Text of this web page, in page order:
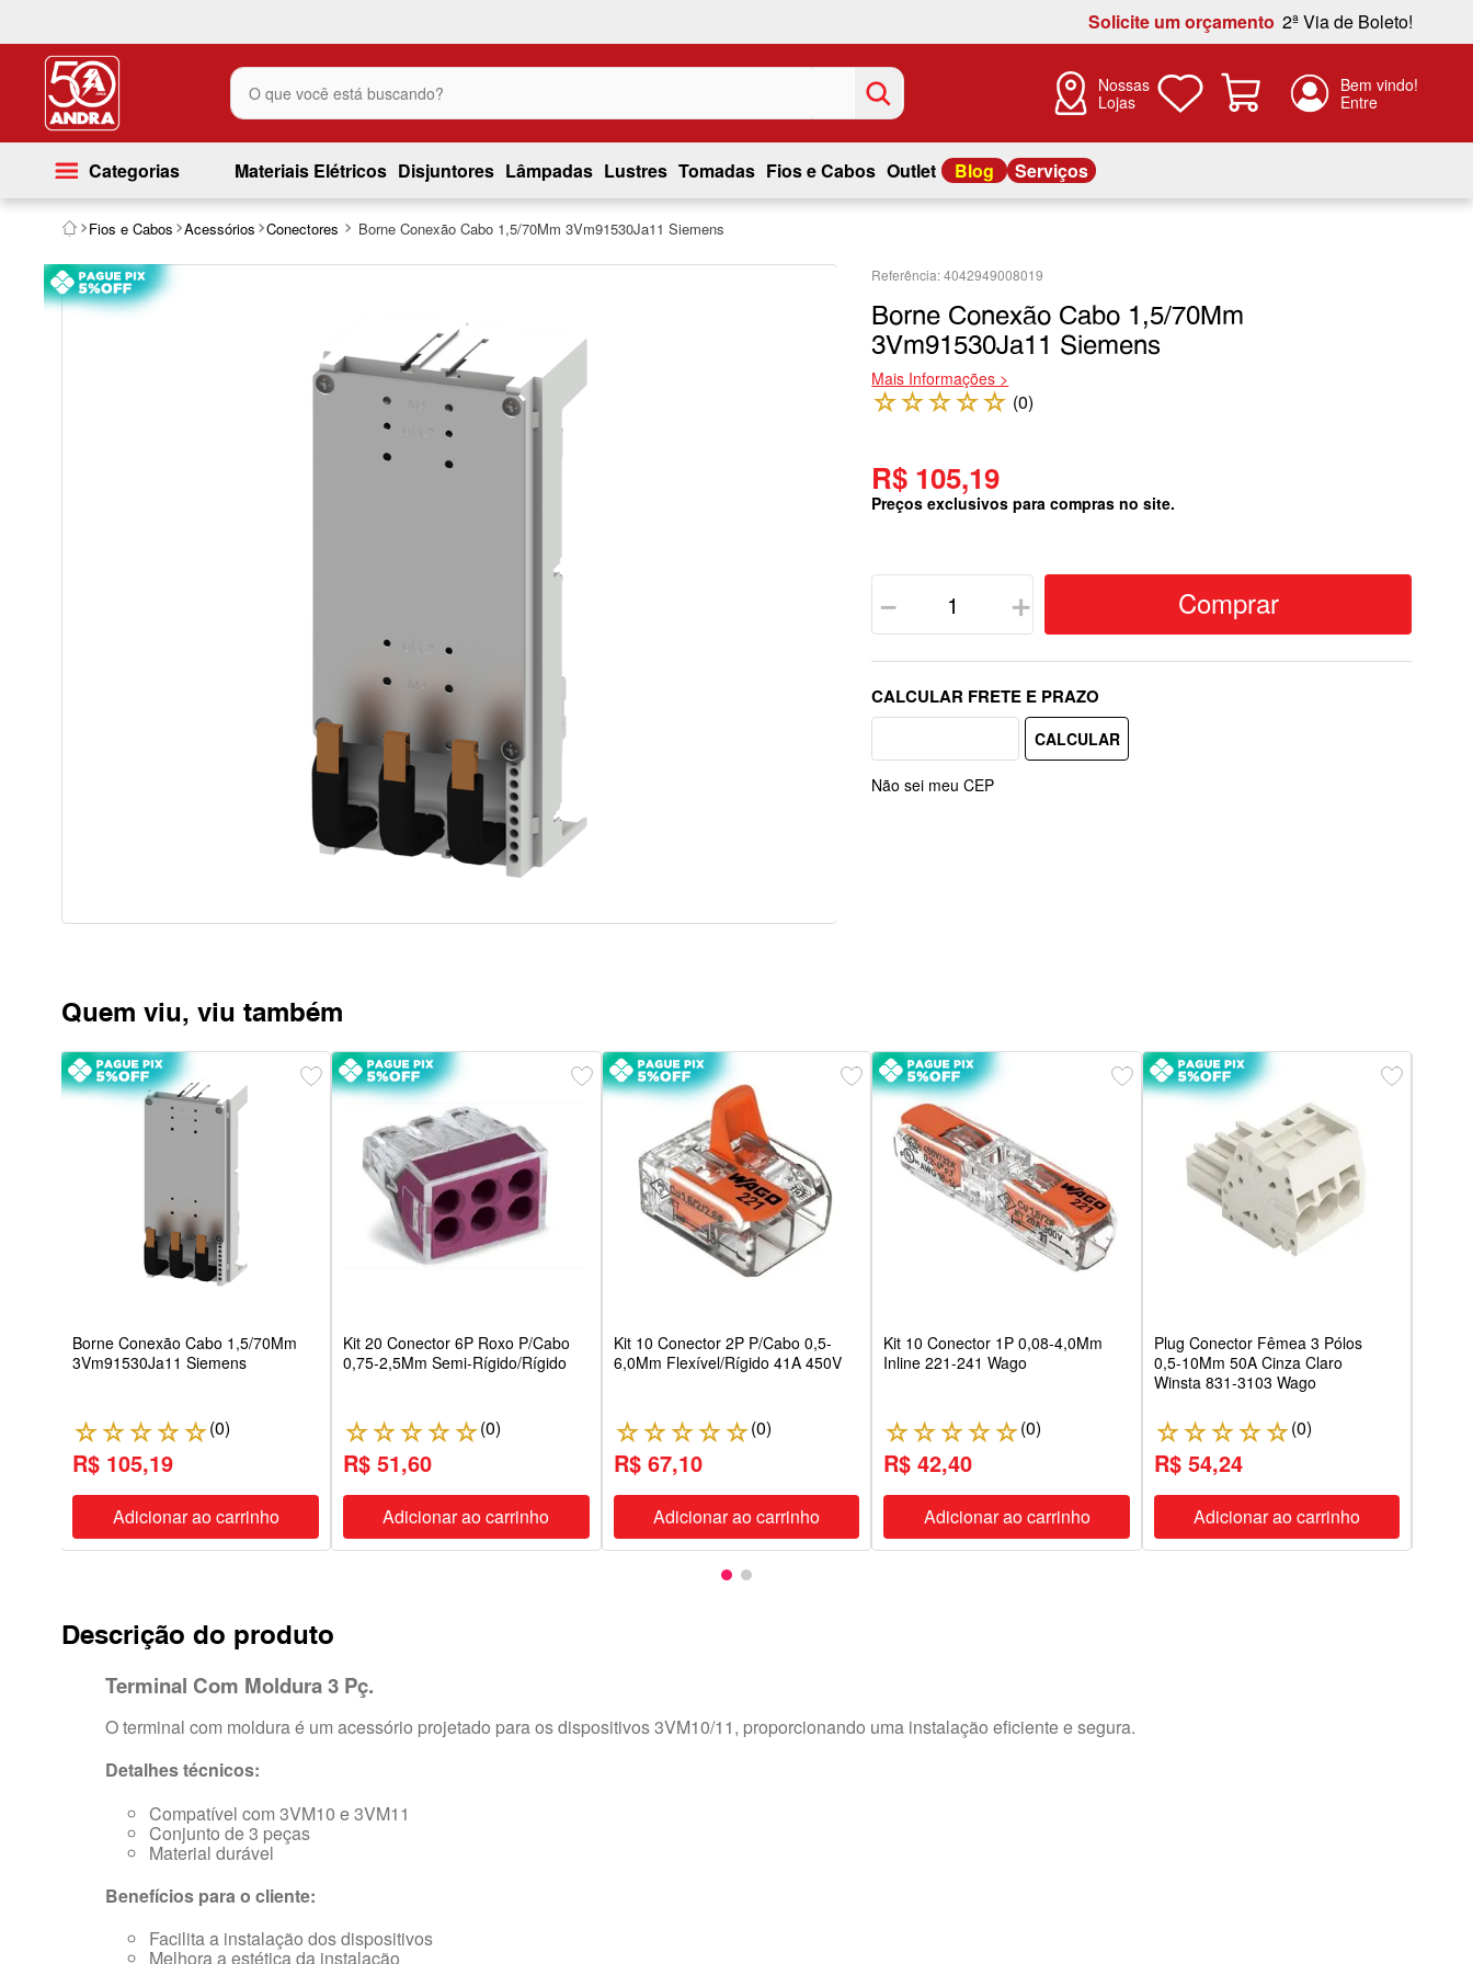
Solicite um orçamento 2ª Via de Boleto!
O que você está buscando?
Nossas
Lojas
Categorias Materiais Elétricos Disjuntores Lâmpadas Lustres Tomadas Fios e Cabos Outlet Blog Serviços
Fios e Cabos Acessórios Conectores Borne Conexão Cabo 1,5/70Mm 3Vm91530Ja11 Siemens
4042949008019
Borne Conexão Cabo 1,5/70Mm
3Vm91530Ja11 Siemens
Mais Informações >
☆☆☆☆☆ (0)
R$ 105,19
Preços exclusivos para compras no site.
＋
－ Comprar
Não sei meu CEP
Quem viu, viu também
Borne Conexão Cabo 1,5/70Mm
3Vm91530Ja11 Siemens
☆☆☆☆☆(0)
R$ 105,19
Adicionar ao carrinho
Kit 20 Conector 6P Roxo P/Cabo
0,75-2,5Mm Semi-Rígido/Rígido
☆☆☆☆☆(0)
R$ 51,60
Adicionar ao carrinho
Kit 10 Conector 2P P/Cabo 0,5-
6,0Mm Flexível/Rígido 41A 450V
☆☆☆☆☆(0)
R$ 67,10
Adicionar ao carrinho
Kit 10 Conector 1P 0,08-4,0Mm
Inline 221-241 Wago
☆☆☆☆☆(0)
R$ 42,40
Adicionar ao carrinho
Plug Conector Fêmea 3 Pólos
0,5-10Mm 50A Cinza Claro
Winsta 831-3103 Wago
☆☆☆☆☆(0)
R$ 54,24
Adicionar ao carrinho
Descrição do produto
Terminal Com Moldura 3 Pç.
O terminal com moldura é um acessório projetado para os dispositivos 3VM10/11, proporcionando uma instalação eficiente e segura.
Detalhes técnicos:
Compatível com 3VM10 e 3VM11
Conjunto de 3 peças
Material durável
Benefícios para o cliente:
Facilita a instalação dos dispositivos
Melhora a estética da instalação